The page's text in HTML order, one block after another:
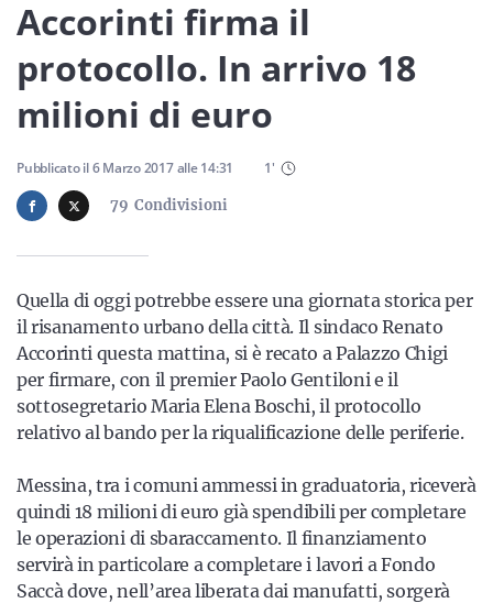
Servizi
Iscriviti
Accorinti firma il
protocollo. In arrivo 18
milioni di euro
79 Condivisioni
Pubblicato il6 Marzo 2017alle14:31 1'
Quella di oggi potrebbe essere una giornata storica per
il risanamento urbano della città. Il sindaco Renato
Accorinti questa mattina, si è recato a Palazzo Chigi
per firmare, con il premier Paolo Gentiloni e il
sottosegretario Maria Elena Boschi, il protocollo
relativo al bando per la riqualificazione delle periferie.
Messina, tra i comuni ammessi in graduatoria, riceverà
quindi 18 milioni di euro già spendibili per completare
le operazioni di sbaraccamento. Il finanziamento
servirà in particolare a completare i lavori a Fondo
Saccà dove, nell’area liberata dai manufatti, sorgerà